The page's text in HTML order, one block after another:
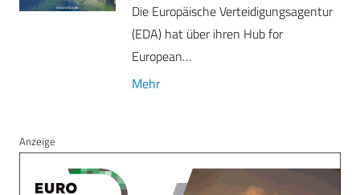
Die Europäische Verteidigungsagentur
(EDA) hat über ihren Hub for
European…
Mehr
Anzeige